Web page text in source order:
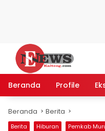
Langsung
konten
Beranda
Profile
Beranda Berita
Berita Hiburan Pemkab